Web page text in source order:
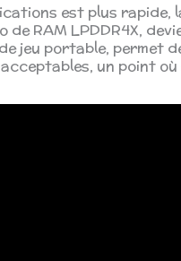
est plus
de RAM LPDDR4X,
jeu portable,
un point